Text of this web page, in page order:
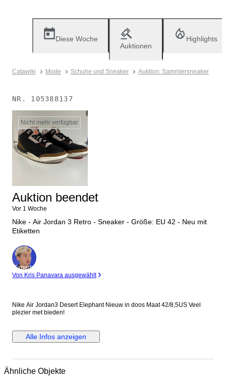
Diese Woche
Auktionen
Highlights
Catawiki Mode Schuhe und Sneaker Auktion: Sammlersneaker
NR. 105388137
Nicht mehr verfügbar
Auktion beendet
Vor 1 Woche
Nike - Air Jordan 3 Retro - Sneaker - Größe: EU 42 - Neu mit
Etiketten
Experte
Von Kris Panavara ausgewählt
Nike Air Jordan3 Desert Elephant Nieuw in doos Maat 42/8,5US Veel
plezier met bieden!
Alle Infos anzeigen
Ähnliche Objekte